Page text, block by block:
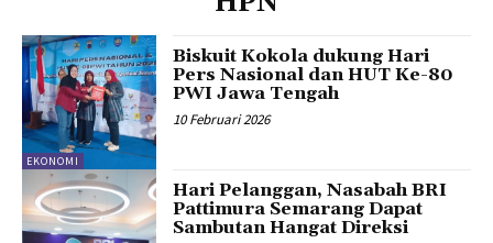
EKONOMI
Biskuit Kokola dukung Hari
Pers Nasional dan HUT Ke-80
PWI Jawa Tengah
10 Februari 2026
Hari Pelanggan, Nasabah BRI
Pattimura Semarang Dapat
Sambutan Hangat Direksi